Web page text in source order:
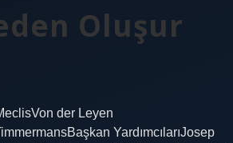
Oluşur
der Leyen
YardımcılarıJosep